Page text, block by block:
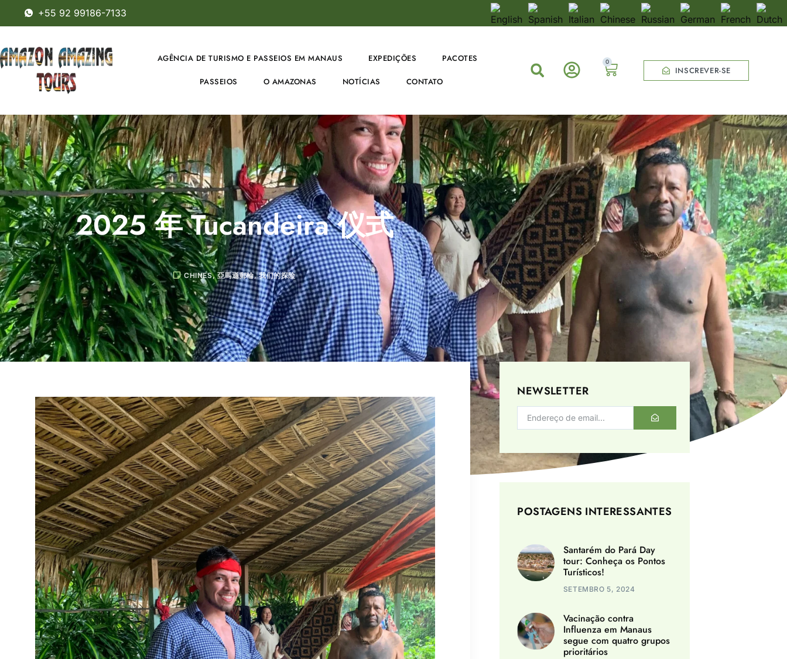
+55 92 99186-7133
AGÊNCIA DE TURISMO E PASSEIOS EM MANAUS EXPEDIÇÕES PACOTES
PASSEIOS O AMAZONAS NOTÍCIAS CONTATO
0
INSCREVER-SE
2025 年 Tucandeira 仪式
CHINES,亞馬遜郵輪,我们的探险
NEWSLETTER
POSTAGENS INTERESSANTES
Santarém do Pará Day
tour: Conheça os Pontos
Turísticos!
SETEMBRO 5, 2024
Vacinação contra
Influenza em Manaus
segue com quatro grupos
prioritários